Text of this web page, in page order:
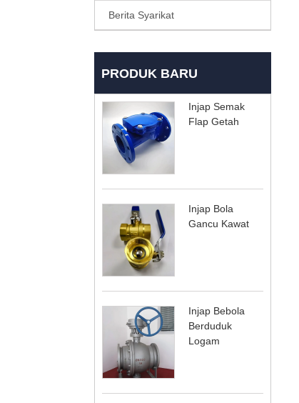
Berita Syarikat
PRODUK BARU
Injap Semak
Flap Getah
Injap Bola
Gancu Kawat
Injap Bebola
Berduduk
Logam